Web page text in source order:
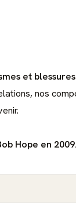
et
nos
Hope en 2009.